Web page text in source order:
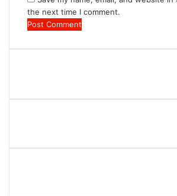
the next time I comment.